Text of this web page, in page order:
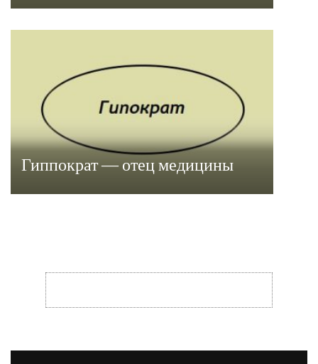
Гиппократ — отец медицины